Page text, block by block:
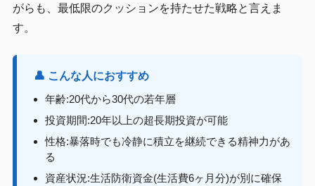
がらも、最低限のクッションを持たせた戦略と言えま
す。
👤 こんな人におすすめ
年齢:20代から30代の若年層
投資期間:20年以上の超長期投資が可能
性格:暴落時でも冷静に積立を継続できる精神力があ
る
資産状況:生活防衛資金(生活費6ヶ月分)が別に確保